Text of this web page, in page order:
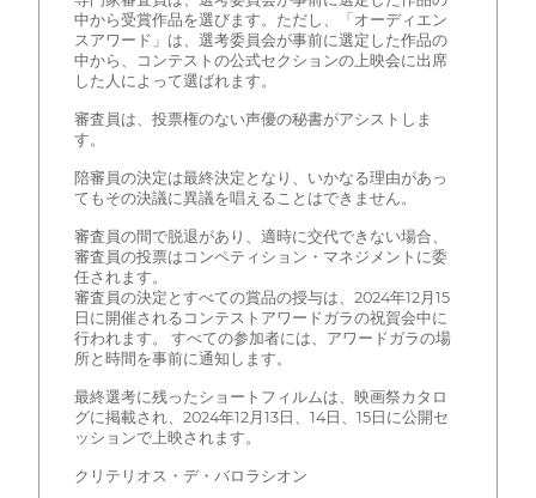
中から受賞作品を選びます。ただし、「オーディエン
スアワード」は、選考委員会が事前に選定した作品の
中から、コンテストの公式セクションの上映会に出席
した人によって選ばれます。
審査員は、投票権のない声優の秘書がアシストしま
す。
陪審員の決定は最終決定となり、いかなる理由があっ
てもその決議に異議を唱えることはできません。
審査員の間で脱退があり、適時に交代できない場合、
審査員の投票はコンペティション・マネジメントに委
任されます。
審査員の決定とすべての賞品の授与は、2024年12月15
日に開催されるコンテストアワードガラの祝賀会中に
行われます。 すべての参加者には、アワードガラの場
所と時間を事前に通知します。
最終選考に残ったショートフィルムは、映画祭カタロ
グに掲載され、2024年12月13日、14日、15日に公開セ
ッションで上映されます。
クリテリオス・デ・バロラシオン